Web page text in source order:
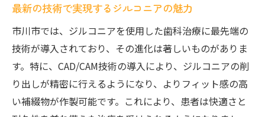
最新の技術で実現するジルコニアの魅力
市川市では、ジルコニアを使用した歯科治療に最先端の
技術が導入されており、その進化は著しいものがありま
す。特に、CAD/CAM技術の導入により、ジルコニアの削
り出しが精密に行えるようになり、よりフィット感の高
い補綴物が作製可能です。これにより、患者は快適さと